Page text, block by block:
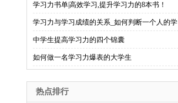
学习力书单|高效学习,提升学习力的8本书！
学习力与学习成绩的关系_如何判断一个人的学
中学生提高学习力的四个锦囊
如何做一名学习力爆表的大学生
热点排行